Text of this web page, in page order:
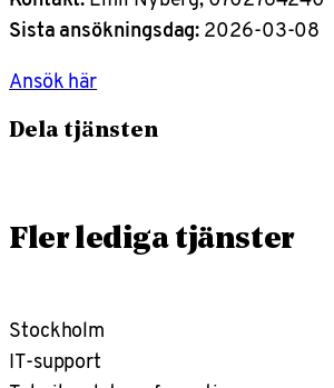
Sista ansökningsdag:2026-03-08
Ansök här
Dela tjänsten
Fler lediga tjänster
Stockholm
IT-support